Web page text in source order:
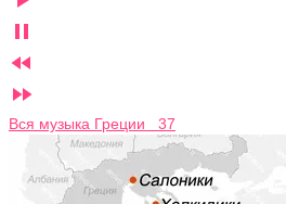



Вся музыка Греции 37